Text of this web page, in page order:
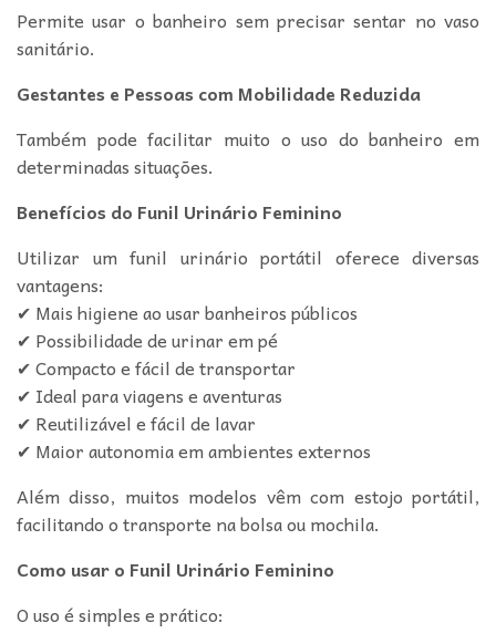
Permite usar o banheiro sem precisar sentar no vaso
sanitário.
Gestantes e Pessoas com Mobilidade Reduzida
Também pode facilitar muito o uso do banheiro em
determinadas situações.
Benefícios do Funil Urinário Feminino
Utilizar um funil urinário portátil oferece diversas
vantagens:
✔ Mais higiene ao usar banheiros públicos
✔ Possibilidade de urinar em pé
✔ Compacto e fácil de transportar
✔ Ideal para viagens e aventuras
✔ Reutilizável e fácil de lavar
✔ Maior autonomia em ambientes externos
Além disso, muitos modelos vêm com estojo portátil,
facilitando o transporte na bolsa ou mochila.
Como usar o Funil Urinário Feminino
O uso é simples e prático: